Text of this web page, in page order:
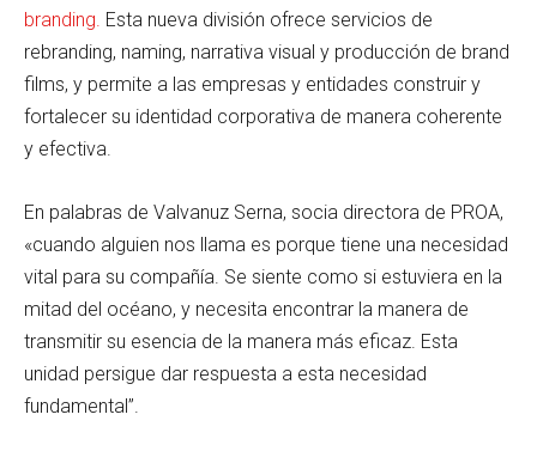
branding. Esta nueva división ofrece servicios de
rebranding, naming, narrativa visual y producción de brand
films, y permite a las empresas y entidades construir y
fortalecer su identidad corporativa de manera coherente
y efectiva.
En palabras de Valvanuz Serna, socia directora de PROA,
«cuando alguien nos llama es porque tiene una necesidad
vital para su compañía. Se siente como si estuviera en la
mitad del océano, y necesita encontrar la manera de
transmitir su esencia de la manera más eficaz. Esta
unidad persigue dar respuesta a esta necesidad
fundamental”.